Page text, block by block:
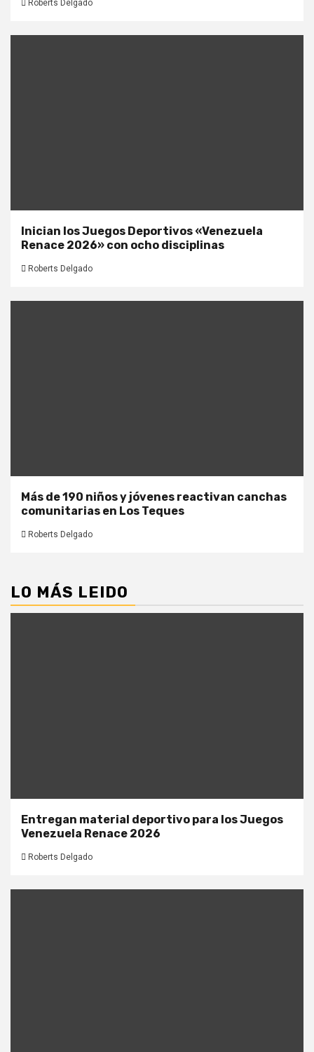
Roberts Delgado
Inician los Juegos Deportivos «Venezuela
Renace 2026» con ocho disciplinas
Roberts Delgado
Más de 190 niños y jóvenes reactivan canchas
comunitarias en Los Teques
Roberts Delgado
LO MÁS LEIDO
Entregan material deportivo para los Juegos
Venezuela Renace 2026
Roberts Delgado